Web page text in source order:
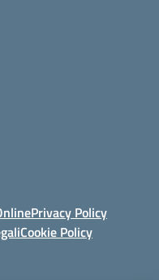
Privacy Policy
Cookie Policy